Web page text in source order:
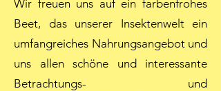
Wir freuen uns auf ein farbenfrohes
Beet, das unserer Insektenwelt ein
umfangreiches Nahrungsangebot und
uns allen schöne und interessante
Betrachtungs- und